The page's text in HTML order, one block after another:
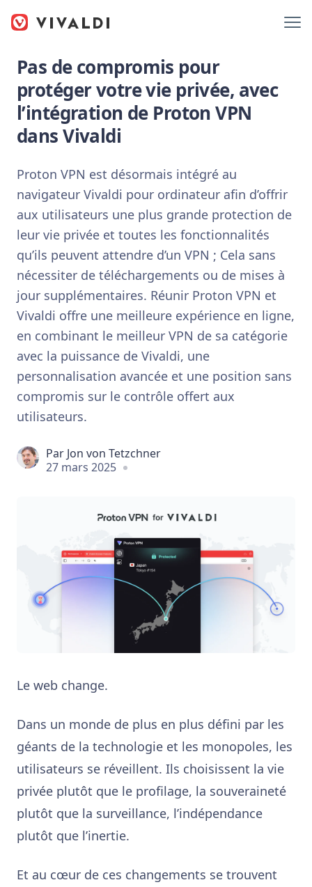
Pas de compromis pour
protéger votre vie privée, avec
l’intégration de Proton VPN
dans Vivaldi
Proton VPN est désormais intégré au
navigateur Vivaldi pour ordinateur afin d’offrir
aux utilisateurs une plus grande protection de
leur vie privée et toutes les fonctionnalités
qu’ils peuvent attendre d’un VPN ; Cela sans
nécessiter de téléchargements ou de mises à
jour supplémentaires. Réunir Proton VPN et
Vivaldi offre une meilleure expérience en ligne,
en combinant le meilleur VPN de sa catégorie
avec la puissance de Vivaldi, une
personnalisation avancée et une position sans
compromis sur le contrôle offert aux
utilisateurs.
Par Jon von Tetzchner
27 mars 2025
Le web change.
Dans un monde de plus en plus défini par les
géants de la technologie et les monopoles, les
utilisateurs se réveillent. Ils choisissent la vie
privée plutôt que le profilage, la souveraineté
plutôt que la surveillance, l’indépendance
plutôt que l’inertie.
Et au cœur de ces changements se trouvent